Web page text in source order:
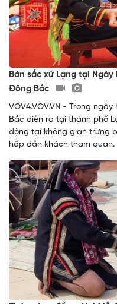
Bản sắc xứ Lạng tại
Đông Bắc
VOV4.VOV.VN - Trong
Bắc diễn ra tại thành phố
động tại không gian trưng
hấp dẫn khách tham quan.